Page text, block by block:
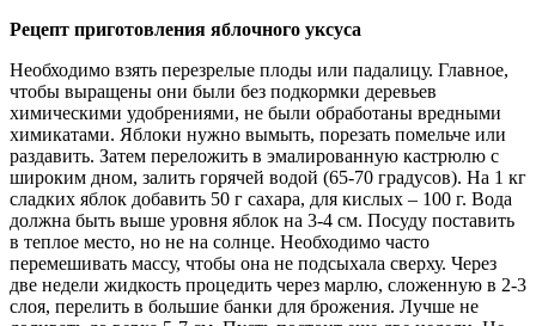
Рецепт приготовления яблочного уксуса
Необходимо взять перезрелые плоды или падалицу. Главное,
чтобы выращены они были без подкормки деревьев
химическими удобрениями, не были обработаны вредными
химикатами. Яблоки нужно вымыть, порезать помельче или
раздавить. Затем переложить в эмалированную кастрюлю с
широким дном, залить горячей водой (65-70 градусов). На 1 кг
сладких яблок добавить 50 г сахара, для кислых – 100 г. Вода
должна быть выше уровня яблок на 3-4 см. Посуду поставить
в теплое место, но не на солнце. Необходимо часто
перемешивать массу, чтобы она не подсыхала сверху. Через
две недели жидкость процедить через марлю, сложенную в 2-3
слоя, перелить в большие банки для брожения. Лучше не